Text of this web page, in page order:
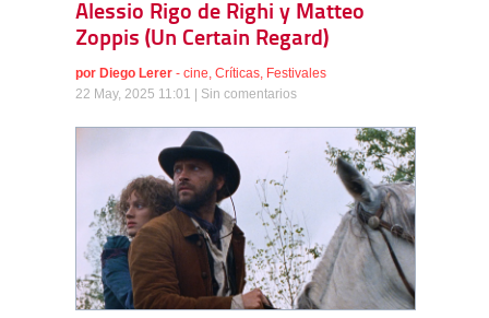
Alessio Rigo de Righi y Matteo
Zoppis (Un Certain Regard)
por Diego Lerer - cine, Críticas, Festivales
22 May, 2025 11:01 | Sin comentarios